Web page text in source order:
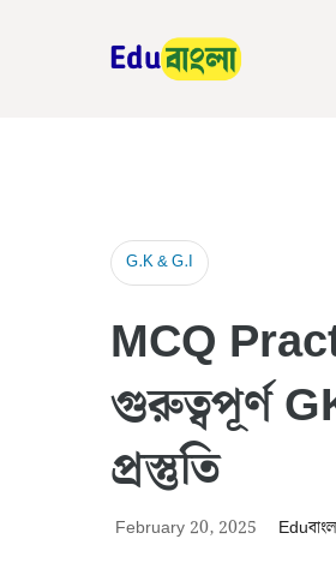
G.K & G.I
MCQ
গুরুত্বপূর্ণ
প্রস্তুতি
February 20, 2025